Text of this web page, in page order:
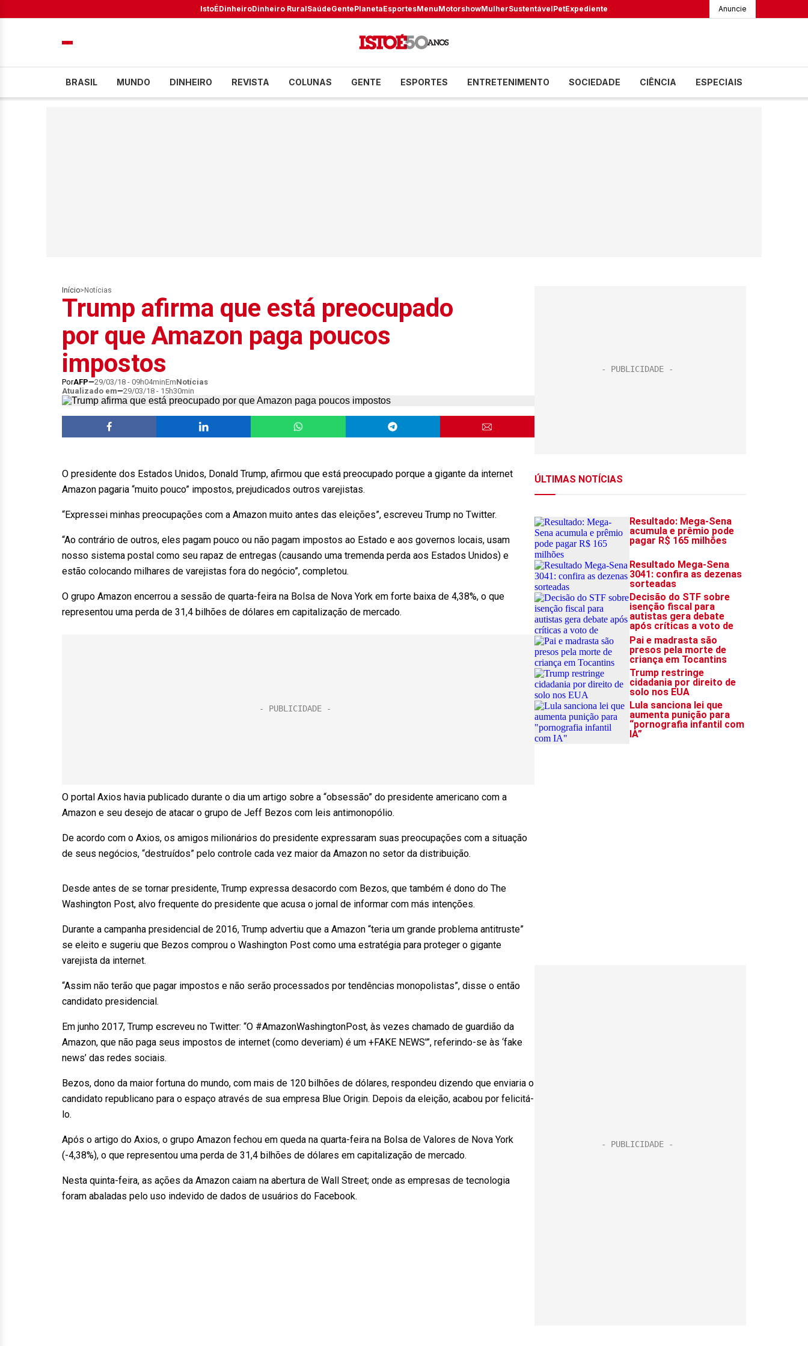
IstoÉDinheiroDinheiro RuralSaúdeGentePlanetaEsportesMenuMotorshowMulherSustentávelPetExpediente Anuncie
BRASIL MUNDO DINHEIRO REVISTA COLUNAS GENTE ESPORTES ENTRETENIMENTO SOCIEDADE CIÊNCIA ESPECIAIS
Início> Notícias
Trump afirma que está preocupado
por que Amazon paga poucos
impostos
PorAFP 29/03/18 - 09h04minEmNotícias
Atualizado em
29/03/18 - 15h30min
O presidente dos Estados Unidos, Donald Trump, afirmou que está preocupado porque a gigante da internet
Amazon pagaria “muito pouco” impostos, prejudicados outros varejistas.
“Expressei minhas preocupações com a Amazon muito antes das eleições”, escreveu Trump no Twitter.
“Ao contrário de outros, eles pagam pouco ou não pagam impostos ao Estado e aos governos locais, usam
nosso sistema postal como seu rapaz de entregas (causando uma tremenda perda aos Estados Unidos) e
estão colocando milhares de varejistas fora do negócio”, completou.
O grupo Amazon encerrou a sessão de quarta-feira na Bolsa de Nova York em forte baixa de 4,38%, o que
representou uma perda de 31,4 bilhões de dólares em capitalização de mercado.
O portal Axios havia publicado durante o dia um artigo sobre a “obsessão” do presidente americano com a
Amazon e seu desejo de atacar o grupo de Jeff Bezos com leis antimonopólio.
De acordo com o Axios, os amigos milionários do presidente expressaram suas preocupações com a situação
de seus negócios, “destruídos” pelo controle cada vez maior da Amazon no setor da distribuição.
Desde antes de se tornar presidente, Trump expressa desacordo com Bezos, que também é dono do The
Washington Post, alvo frequente do presidente que acusa o jornal de informar com más intenções.
Durante a campanha presidencial de 2016, Trump advertiu que a Amazon “teria um grande problema antitruste”
se eleito e sugeriu que Bezos comprou o Washington Post como uma estratégia para proteger o gigante
varejista da internet.
“Assim não terão que pagar impostos e não serão processados ​​por tendências monopolistas”, disse o então
candidato presidencial.
Em junho 2017, Trump escreveu no Twitter: “O #AmazonWashingtonPost, às vezes chamado de guardião da
Amazon, que não paga seus impostos de internet (como deveriam) é um +FAKE NEWS'”, referindo-se às ‘fake
news’ das redes sociais.
Bezos, dono da maior fortuna do mundo, com mais de 120 bilhões de dólares, respondeu dizendo que enviaria o
candidato republicano para o espaço através de sua empresa Blue Origin. Depois da eleição, acabou por felicitá-
lo.
Após o artigo do Axios, o grupo Amazon fechou em queda na quarta-feira na Bolsa de Valores de Nova York
(-4,38%), o que representou uma perda de 31,4 bilhões de dólares em capitalização de mercado.
Nesta quinta-feira, as ações da Amazon caiam na abertura de Wall Street; onde as empresas de tecnologia
foram abaladas pelo uso indevido de dados de usuários do Facebook.